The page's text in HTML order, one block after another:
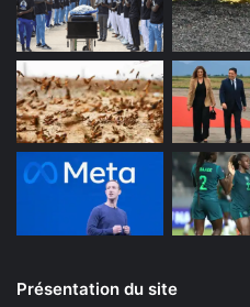
Présentation du site